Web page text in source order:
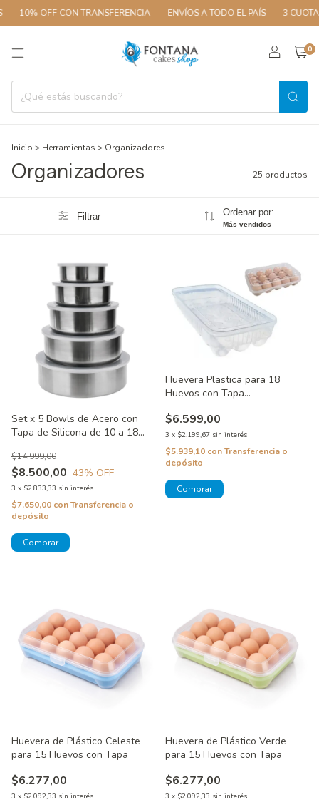
OFF CON TRANSFERENCIA ENVÍOS A TODO EL PAÍS 3 CUOTAS SIN
0
Inicio > Herramientas > Organizadores
Organizadores 25 productos
Filtrar Ordenar por:
Más vendidos
Set x 5 Bowls de Acero con
Tapa de Silicona de 10 a 18
$8.500,00
$14.999,00
43% OFF
3 x $2.833,33 sin interés
$7.650,00 conTransferencia o
depósito
Huevera Plastica para 18
Huevos con Tapa
$6.599,00
3 x $2.199,67 sin interés
$5.939,10 conTransferencia o
depósito
Huevera de Plástico Celeste
para 15 Huevos con Tapa
$6.277,00
3 x $2.092,33 sin interés
Huevera de Plástico Verde
para 15 Huevos con Tapa
$6.277,00
3 x $2.092,33 sin interés